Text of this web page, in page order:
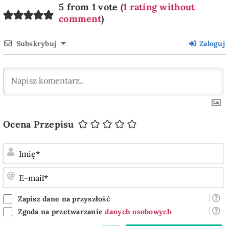
5 from 1 vote (1 rating without
comment)
Subskrybuj Zaloguj
Ocena Przepisu
Zapisz dane na przyszłość
Zgoda na przetwarzaniedanych osobowych